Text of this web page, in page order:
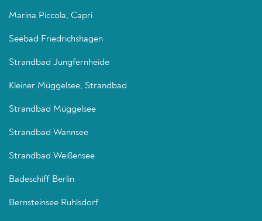
Marina Piccola, Capri
Seebad Friedrichshagen
Strandbad Jungfernheide
Kleiner Müggelsee, Strandbad
Strandbad Müggelsee
Strandbad Wannsee
Strandbad Weißensee
Badeschiff Berlin
Bernsteinsee Ruhlsdorf